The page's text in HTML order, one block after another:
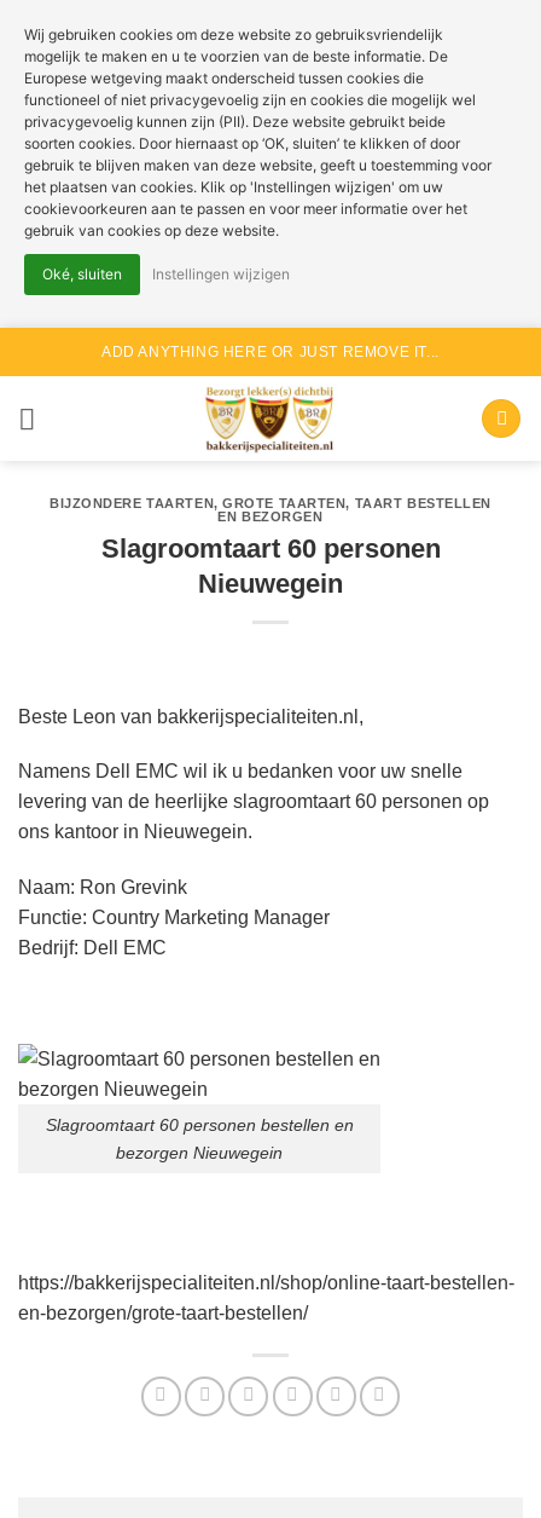
naar
ADD ANYTHING HERE OR JUST REMOVE IT...
BIJZONDERE TAARTEN,GROTE TAARTEN, TAART BESTELLEN
EN BEZORGEN
Slagroomtaart 60 personen
Nieuwegein
Beste Leon van bakkerijspecialiteiten.nl,
Namens Dell EMC wil ik u bedanken voor uw snelle
levering van de heerlijke slagroomtaart 60 personen op
ons kantoor in Nieuwegein.
Naam: Ron Grevink
Functie: Country Marketing Manager
Bedrijf: Dell EMC
Slagroomtaart 60 personen bestellen en
bezorgen Nieuwegein
https://bakkerijspecialiteiten.nl/shop/online-taart-bestellen-
en-bezorgen/grote-taart-bestellen/
Wij gebruiken cookies om deze website zo gebruiksvriendelijk
mogelijk te maken en u te voorzien van de beste informatie. De
Europese wetgeving maakt onderscheid tussen cookies die
functioneel of niet privacygevoelig zijn en cookies die mogelijk wel
privacygevoelig kunnen zijn (PII). Deze website gebruikt beide
soorten cookies. Door hiernaast op ‘OK, sluiten’ te klikken of door
gebruik te blijven maken van deze website, geeft u toestemming voor
het plaatsen van cookies. Klik op 'Instellingen wijzigen' om uw
cookievoorkeuren aan te passen en voor meer informatie over het
gebruik van cookies op deze website.
Oké, sluiten Instellingen wijzigen